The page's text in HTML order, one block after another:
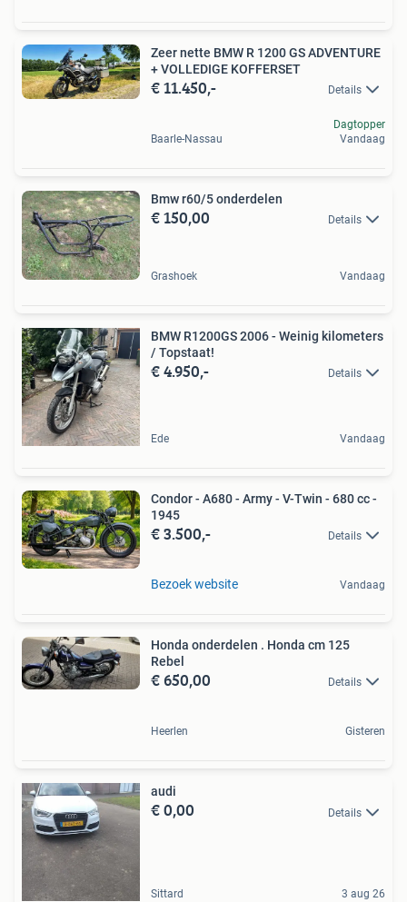
Zeer nette BMW R 1200 GS ADVENTURE
+ VOLLEDIGE KOFFERSET
€ 11.450,- Details
Baarle-Nassau
Dagtopper
Vandaag
Bmw r60/5 onderdelen
€ 150,00 Details
Grashoek Vandaag
BMW R1200GS 2006 - Weinig kilometers
/ Topstaat!
€ 4.950,- Details
Ede Vandaag
Condor - A680 - Army - V-Twin - 680 cc -
1945
€ 3.500,- Details
Bezoek website Vandaag
Honda onderdelen . Honda cm 125
Rebel
€ 650,00 Details
Heerlen Gisteren
audi
€ 0,00 Details
Sittard 3 aug 26